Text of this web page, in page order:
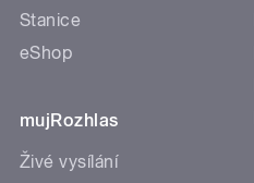
Stanice
eShop
mujRozhlas
Živé vysílání